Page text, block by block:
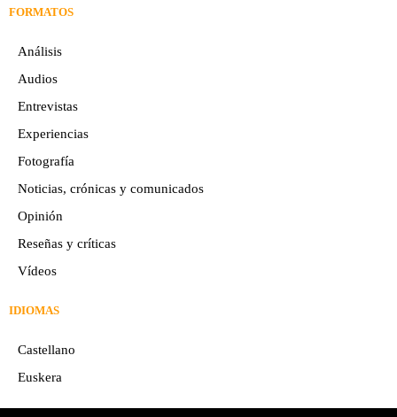
FORMATOS
Análisis
Audios
Entrevistas
Experiencias
Fotografía
Noticias, crónicas y comunicados
Opinión
Reseñas y críticas
Vídeos
IDIOMAS
Castellano
Euskera